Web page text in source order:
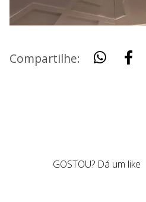
Compartilhe:
GOSTOU? Dá um like